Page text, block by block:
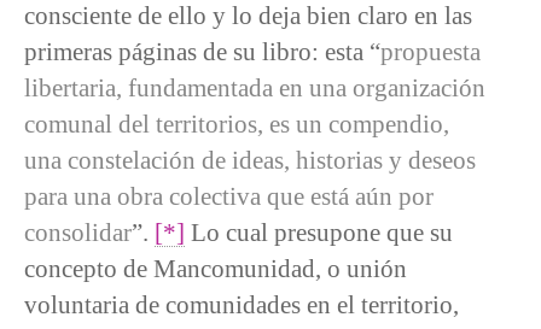
consciente de ello y lo deja bien claro en las
primeras páginas de su libro: esta “propuesta
libertaria, fundamentada en una organización
comunal del territorios, es un compendio,
una constelación de ideas, historias y deseos
para una obra colectiva que está aún por
consolidar”. [*] Lo cual presupone que su
concepto de Mancomunidad, o unión
voluntaria de comunidades en el territorio,